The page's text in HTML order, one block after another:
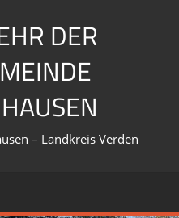
DER
– Landkreis Verden